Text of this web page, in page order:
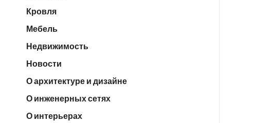
Кровля
Мебель
Недвижимость
Новости
О архитектуре и дизайне
О инженерных сетях
О интерьерах